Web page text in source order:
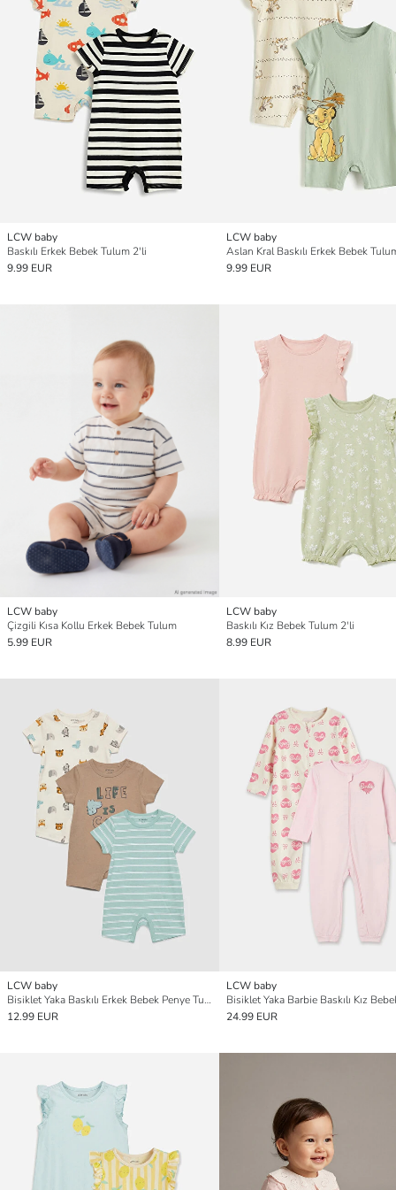
LCW baby
Baskılı Erkek Bebek Tulum 2'li
9.99 EUR
LCW baby
Aslan Kral Baskılı Erkek Bebek
9.99 EUR
LCW baby
Çizgili Kısa Kollu Erkek Bebek Tulum
5.99 EUR
LCW baby
Baskılı Kız Bebek Tulum 2'li
8.99 EUR
LCW baby
Bisiklet Yaka Baskılı Erkek Bebek Penye Tulum 3'lü
12.99 EUR
LCW baby
24.99 EUR